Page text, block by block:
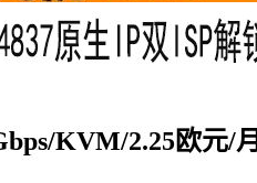
KVM/2.25欧元/月